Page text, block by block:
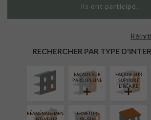
ils ont participé.
RECHERCHER PAR TYPE
EXTÉRIEURE
FAÇADE SUR
PAROI PLEINE
FAÇADE SUR
SUPPORT
LINÉAIRE
RÉAMÉNAGEMENT
FERMETURE
RÉFECTION DES
TOITURES
PROCÉDÉ